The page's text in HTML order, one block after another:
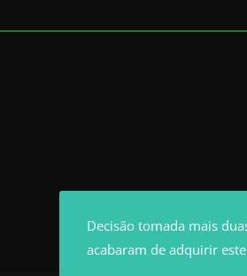
Decisão tomada mais
acabaram de adquirir